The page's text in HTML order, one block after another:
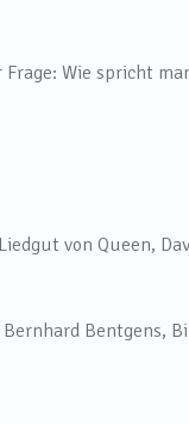
Wie spricht
von Queen,
Bernhard Bentgens,